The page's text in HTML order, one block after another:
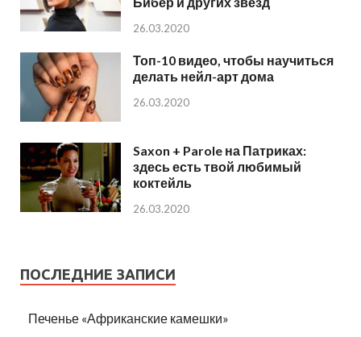
26.03.2020
Топ-10 видео, чтобы научиться
делать нейл-арт дома
26.03.2020
Saxon + Parole на Патриках:
здесь есть твой любимый
коктейль
26.03.2020
ПОСЛЕДНИЕ ЗАПИСИ
Печенье «Африканские камешки»